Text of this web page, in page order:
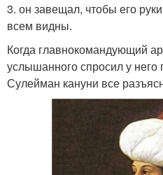
3. он завещал, чтобы его
всем видны.
Когда главнокомандующий
услышанного спросил у него
Сулейман кануни все